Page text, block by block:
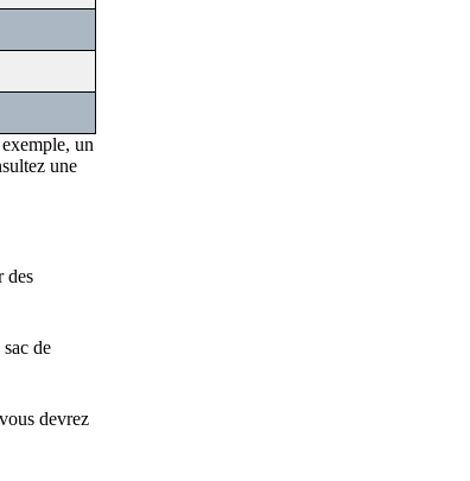
un
une
des
de
devrez